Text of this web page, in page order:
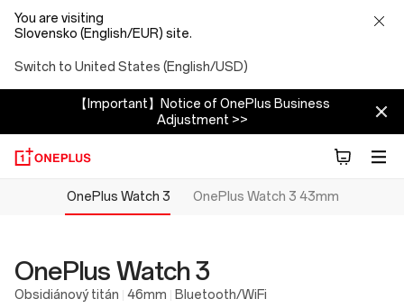
You are visiting
Slovensko (English/EUR) site.
Switch to United States (English/USD)
【Important】Notice of OnePlus Business
Adjustment >>
OnePlus Watch 3 OnePlus Watch 3 43mm
OnePlus Watch 3
Obsidiánový titán 46mm Bluetooth/WiFi